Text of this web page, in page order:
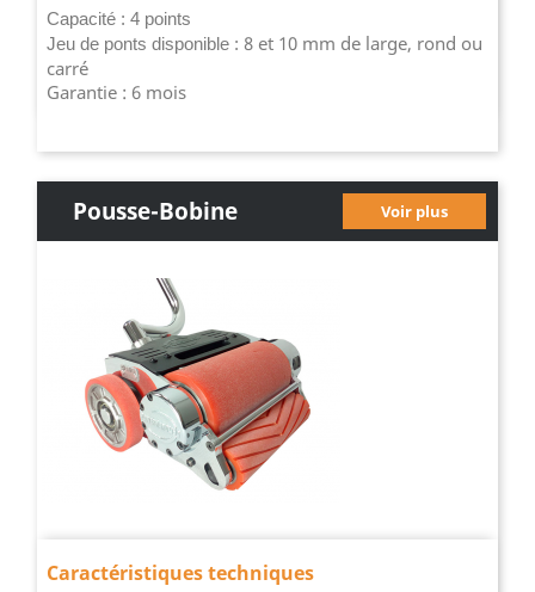
Capacité : 4 points
Jeu de ponts disponible : 8 et 10 mm de large, rond ou
carré
Garantie : 6 mois
Pousse-Bobine
Électrique
Voir plus
Caractéristiques techniques